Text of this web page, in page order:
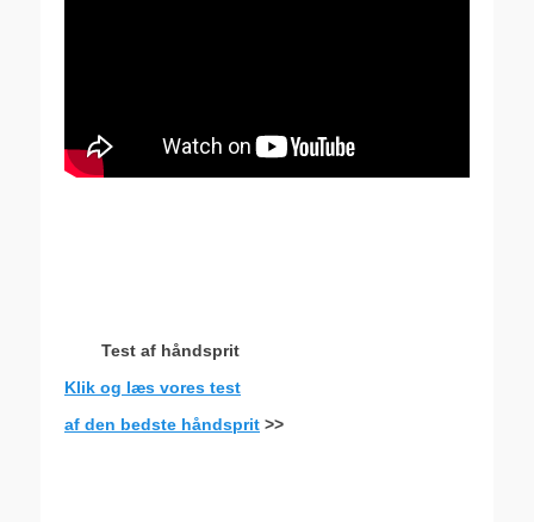
Test af håndsprit
Klik og læs vores test
af den bedste håndsprit >>